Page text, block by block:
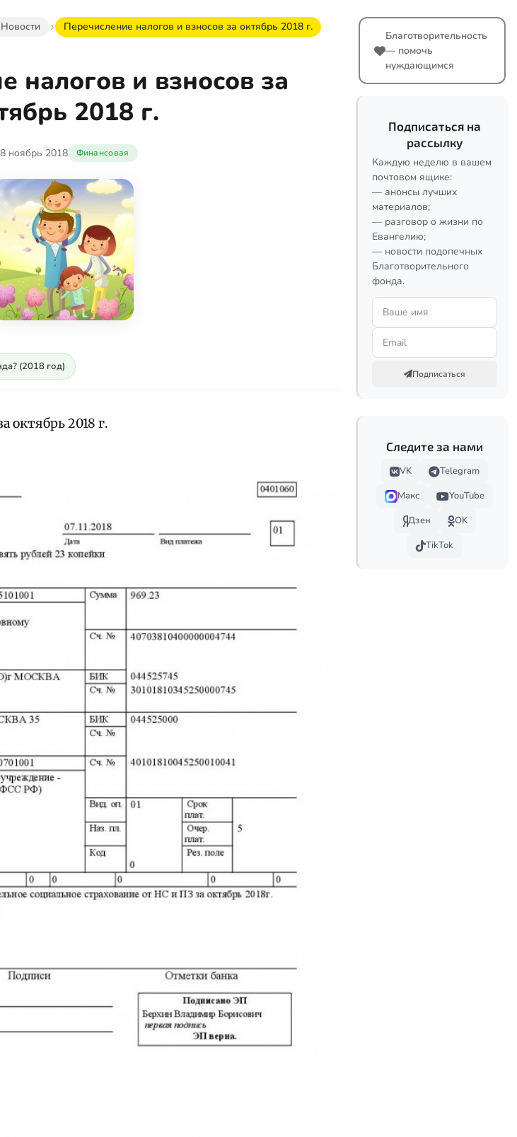
Новости Перечисление налогов и взносов за октябрь 2018 г.
налогов и взносов за
2018 г.
8 ноябрь 2018 Финансовая
(2018 год)
октябрь 2018 г.
Благотворительность
— помочь
нуждающимся
Подписаться на
рассылку
Каждую неделю в вашем
почтовом ящике:
— анонсы лучших
материалов;
— разговор о жизни по
Евангелию;
— новости подопечных
Благотворительного
фонда.
Подписаться
Следите за нами
VK
Telegram
Макс
YouTube
Дзен
OK
TikTok